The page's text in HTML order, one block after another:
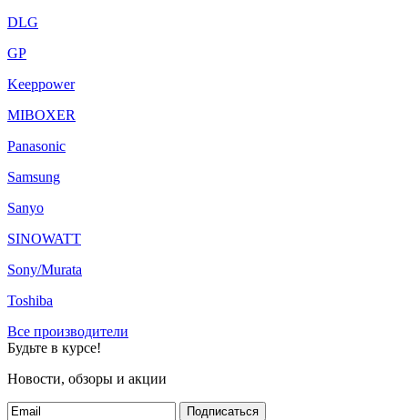
DLG
GP
Keeppower
MIBOXER
Panasonic
Samsung
Sanyo
SINOWATT
Sony/Murata
Toshiba
Все производители
Будьте в курсе!
Новости, обзоры и акции
Подписаться